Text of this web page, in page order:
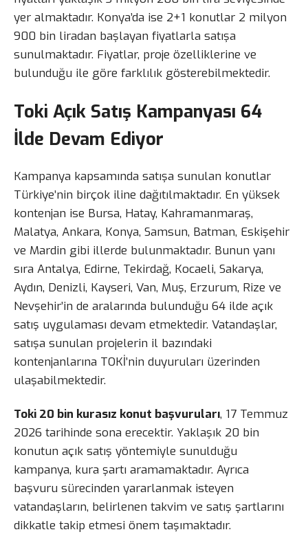
yer almaktadır. Konya’da ise 2+1 konutlar 2 milyon
900 bin liradan başlayan fiyatlarla satışa
sunulmaktadır. Fiyatlar, proje özelliklerine ve
bulunduğu ile göre farklılık gösterebilmektedir.
Toki Açık Satış Kampanyası 64
İlde Devam Ediyor
Kampanya kapsamında satışa sunulan konutlar
Türkiye’nin birçok iline dağıtılmaktadır. En yüksek
kontenjan ise Bursa, Hatay, Kahramanmaraş,
Malatya, Ankara, Konya, Samsun, Batman, Eskişehir
ve Mardin gibi illerde bulunmaktadır. Bunun yanı
sıra Antalya, Edirne, Tekirdağ, Kocaeli, Sakarya,
Aydın, Denizli, Kayseri, Van, Muş, Erzurum, Rize ve
Nevşehir’in de aralarında bulunduğu 64 ilde açık
satış uygulaması devam etmektedir. Vatandaşlar,
satışa sunulan projelerin il bazındaki
kontenjanlarına TOKİ’nin duyuruları üzerinden
ulaşabilmektedir.
Toki 20 bin kurasız konut başvuruları, 17 Temmuz
2026 tarihinde sona erecektir. Yaklaşık 20 bin
konutun açık satış yöntemiyle sunulduğu
kampanya, kura şartı aramamaktadır. Ayrıca
başvuru sürecinden yararlanmak isteyen
vatandaşların, belirlenen takvim ve satış şartlarını
dikkatle takip etmesi önem taşımaktadır.